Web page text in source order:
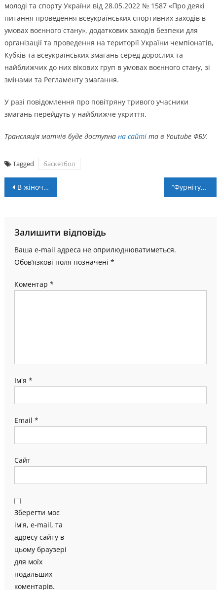
молоді та спорту України від 28.05.2022 № 1587 «Про деякі
питання проведення всеукраїнських спортивних заходів в
умовах воєнного стану», додаткових заходів безпеки для
організації та проведення на території України чемпіонатів,
Кубків та всеукраїнських змагань серед дорослих та
найближчих до них вікових груп в умовах воєнного стану, зі
змінами та Регламенту змагання.
У разі повідомлення про повітряну тривого учасники
змагань перейдуть у найближче укриття.
Трансляція матчів буде доступна на сайті та в Youtube ФБУ.
Tagged баскетбол
Навігація
В жіночій Суперлізі завершиться половина регулярного чемпіонату: розклад матчів 16-17 грудня “Фурнітура-Експрес 24” приймає команду з Черкас
Залишити відповідь
Ваша e-mail адреса не оприлюднюватиметься.
Обов’язкові поля позначені *
Коментар *
Ім'я *
Email *
Сайт
Зберегти моє
ім'я, e-mail, та
адресу сайту в
цьому браузері
для моїх
подальших
коментарів.